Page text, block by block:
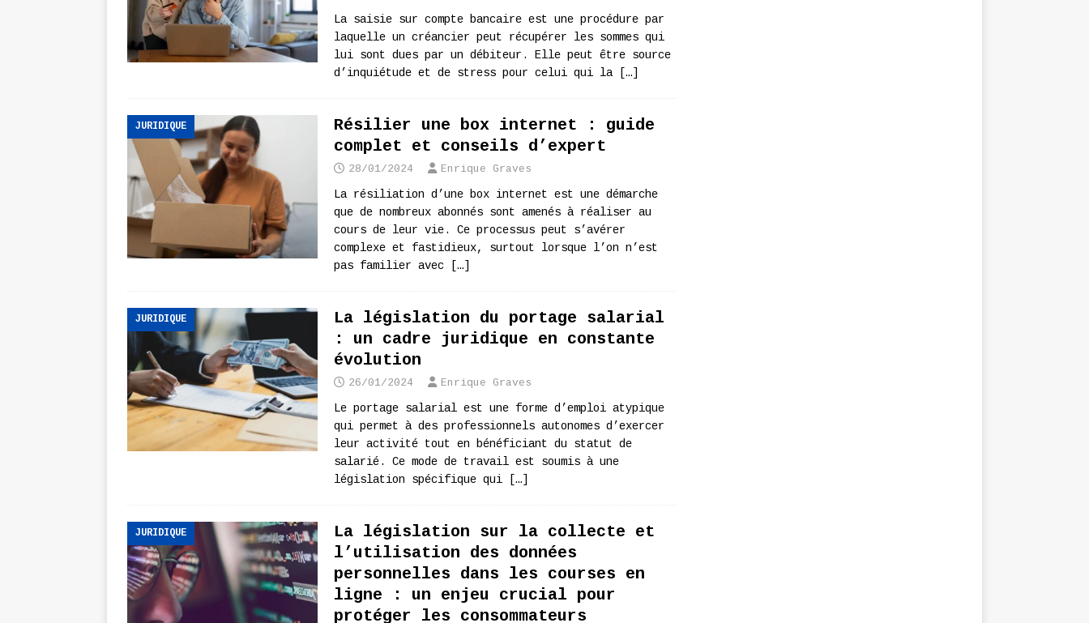
La saisie sur compte bancaire est une procédure par
laquelle un créancier peut récupérer les sommes qui
lui sont dues par un débiteur. Elle peut être source
d’inquiétude et de stress pour celui qui la
[…]
JURIDIQUE
Résilier une box internet : guide
complet et conseils d’expert
28/01/2024 Enrique Graves
La résiliation d’une box internet est une démarche
que de nombreux abonnés sont amenés à réaliser au
cours de leur vie. Ce processus peut s’avérer
complexe et fastidieux, surtout lorsque l’on n’est
pas familier avec
[…]
JURIDIQUE
La législation du portage salarial
: un cadre juridique en constante
évolution
26/01/2024 Enrique Graves
Le portage salarial est une forme d’emploi atypique
qui permet à des professionnels autonomes d’exercer
leur activité tout en bénéficiant du statut de
salarié. Ce mode de travail est soumis à une
législation spécifique qui
[…]
JURIDIQUE
La législation sur la collecte et
l’utilisation des données
personnelles dans les courses en
ligne : un enjeu crucial pour
protéger les consommateurs